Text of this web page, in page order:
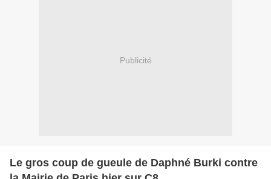
Publicité
Le gros coup de gueule de Daphné Burki contre